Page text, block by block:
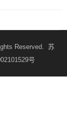
Reserved. 苏
号